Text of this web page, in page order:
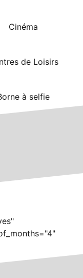
Cinéma
de Loisirs
à selfie